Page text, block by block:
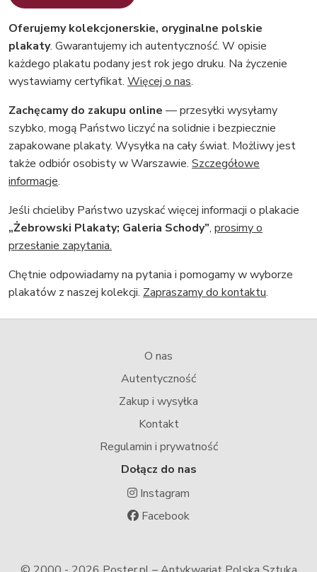
Oferujemy kolekcjonerskie, oryginalne polskie
plakaty. Gwarantujemy ich autentyczność. W opisie
każdego plakatu podany jest rok jego druku. Na życzenie
wystawiamy certyfikat. Więcej o nas.
Zachęcamy do zakupu online — przesyłki wysyłamy
szybko, mogą Państwo liczyć na solidnie i bezpiecznie
zapakowane plakaty. Wysyłka na cały świat. Możliwy jest
także odbiór osobisty w Warszawie. Szczegółowe
informacje.
Jeśli chcieliby Państwo uzyskać więcej informacji o plakacie
„Żebrowski Plakaty; Galeria Schody”, prosimy o
przesłanie zapytania.
Chętnie odpowiadamy na pytania i pomogamy w wyborze
plakatów z naszej kolekcji. Zapraszamy do kontaktu.
O nas
Autentyczność
Zakup i wysyłka
Kontakt
Regulamin i prywatność
Dołącz do nas
Instagram
Facebook